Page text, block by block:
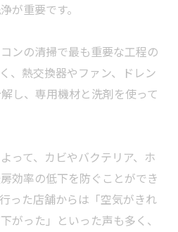
が重要です。
ンの清掃で最も重要な工程の
、熱交換器やファン、ドレン
し、専用機材と洗剤を使って
って、カビやバクテリア、ホ
効率の低下を防ぐことができ
った店舗からは「空気がきれ
がった」といった声も多く、